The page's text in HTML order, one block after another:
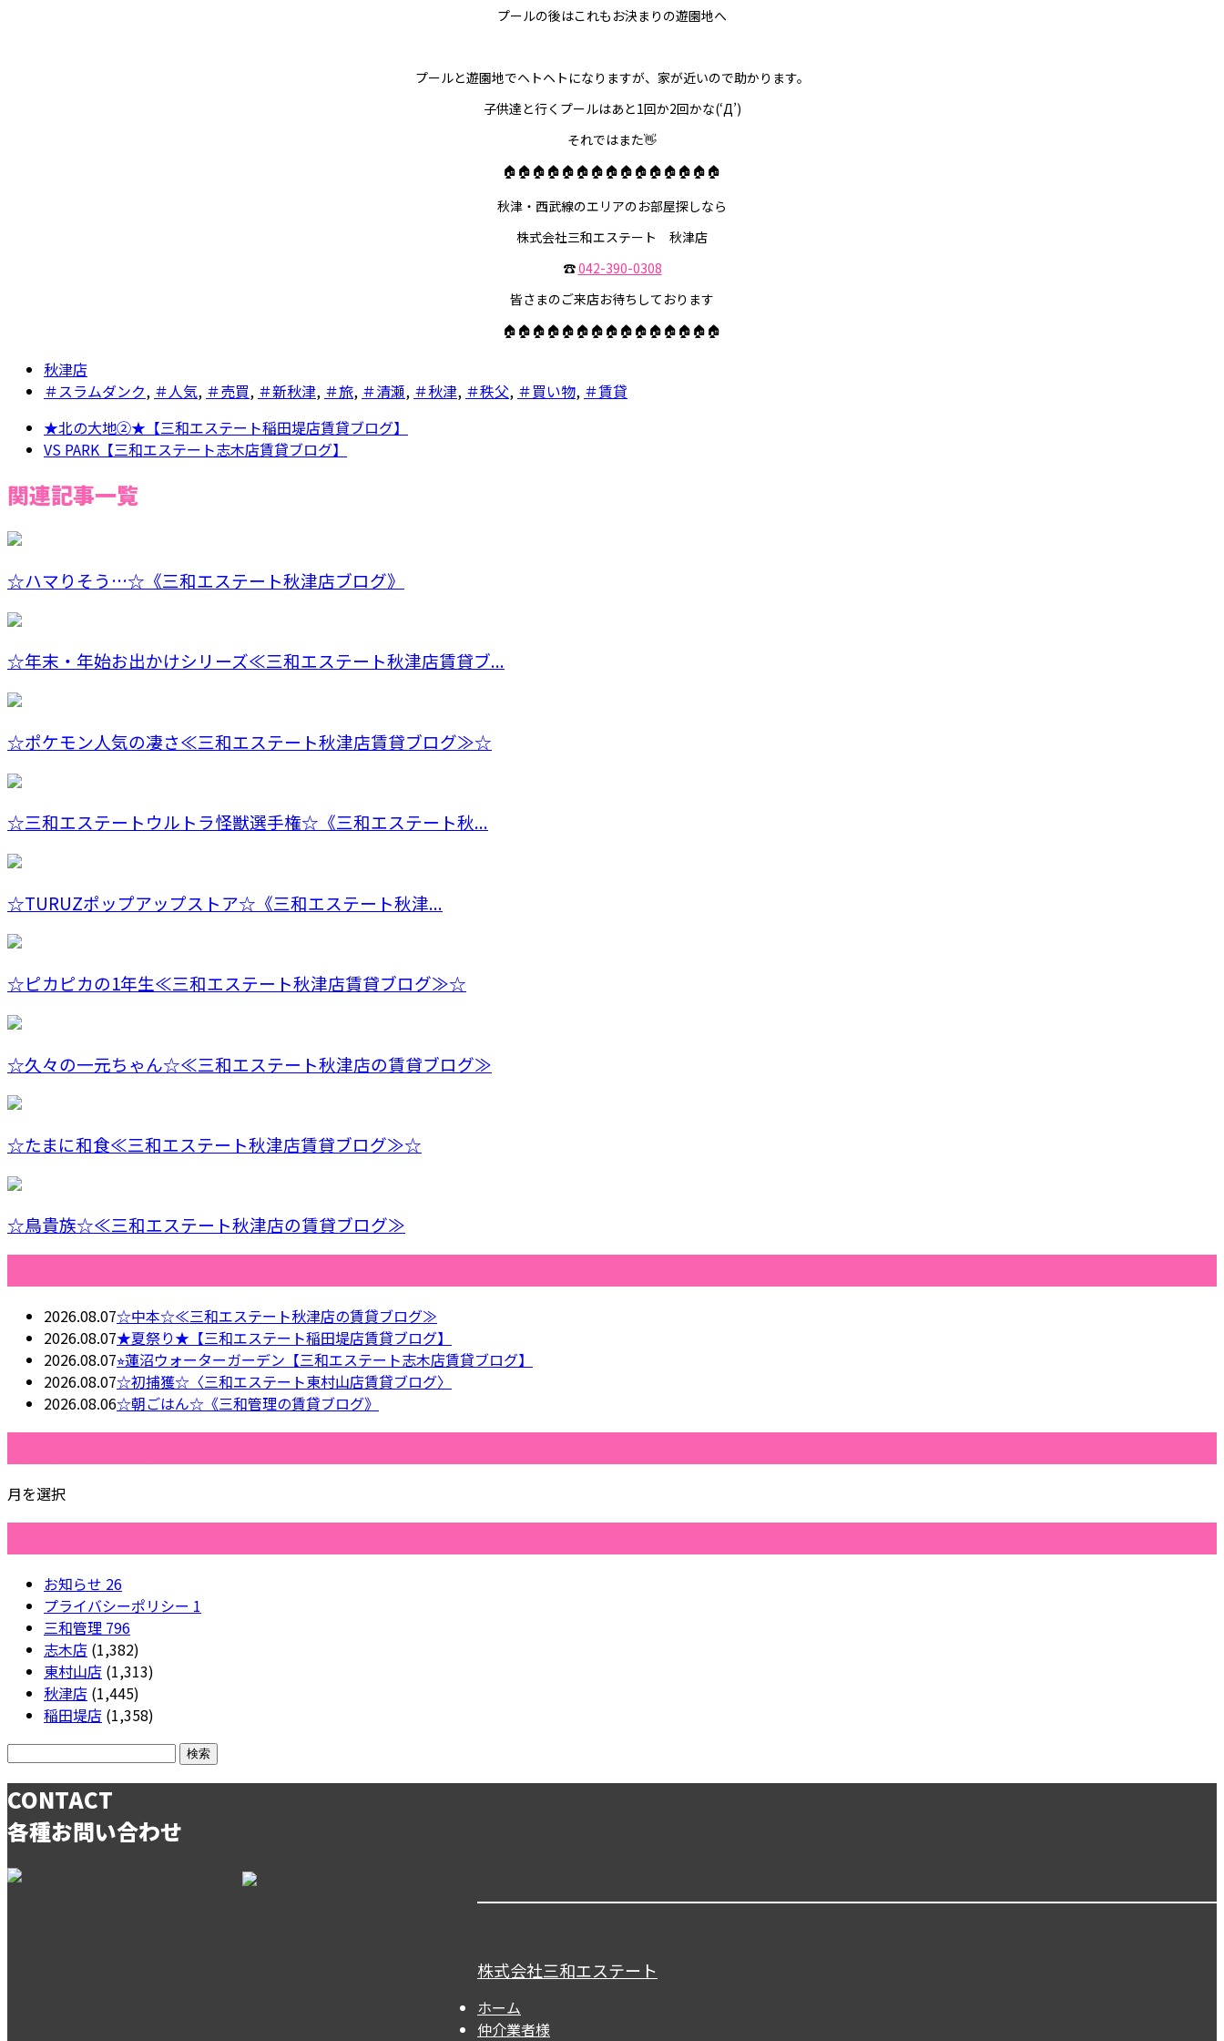
プールの後はこれもお決まりの遊園地へ
プールと遊園地でヘトヘトになりますが、家が近いので助かります。
子供達と行くプールはあと1回か2回かな(‘Д’)
それではまた👋
🏠🏠🏠🏠🏠🏠🏠🏠🏠🏠🏠🏠🏠🏠🏠
秋津・西武線のエリアのお部屋探しなら
株式会社三和エステート 秋津店
☎️042-390-0308
皆さまのご来店お待ちしております
🏠🏠🏠🏠🏠🏠🏠🏠🏠🏠🏠🏠🏠🏠🏠
秋津店
＃スラムダンク, ＃人気, ＃売買, ＃新秋津, ＃旅, ＃清瀬, ＃秋津, ＃秩父, ＃買い物, ＃賃貸
★北の大地②★【三和エステート稲田堤店賃貸ブログ】
VS PARK【三和エステート志木店賃貸ブログ】
関連記事一覧
☆ハマりそう…☆《三和エステート秋津店ブログ》
☆年末・年始お出かけシリーズ≪三和エステート秋津店賃貸ブ...
☆ポケモン人気の凄さ≪三和エステート秋津店賃貸ブログ≫☆
‪☆三和エステートウルトラ怪獣選手権☆《三和エステート秋...
‪☆TURUZポップアップストア‪☆《三和エステート秋津...
☆ピカピカの1年生≪三和エステート秋津店賃貸ブログ≫☆
☆久々の一元ちゃん☆≪三和エステート秋津店の賃貸ブログ≫
☆たまに和食≪三和エステート秋津店賃貸ブログ≫☆
☆鳥貴族☆≪三和エステート秋津店の賃貸ブログ≫
2026.08.07☆中本☆≪三和エステート秋津店の賃貸ブログ≫
2026.08.07★夏祭り★【三和エステート稲田堤店賃貸ブログ】
2026.08.07⭐︎蓮沼ウォーターガーデン【三和エステート志木店賃貸ブログ】
2026.08.07☆初捕獲☆〈三和エステート東村山店賃貸ブログ〉
2026.08.06☆朝ごはん☆《三和管理の賃貸ブログ》
月を選択
お知らせ 26
プライバシーポリシー 1
三和管理 796
志木店 (1,382)
東村山店 (1,313)
秋津店 (1,445)
稲田堤店 (1,358)
CONTACT
各種お問い合わせ
株式会社三和エステート
ホーム
仲介業者様